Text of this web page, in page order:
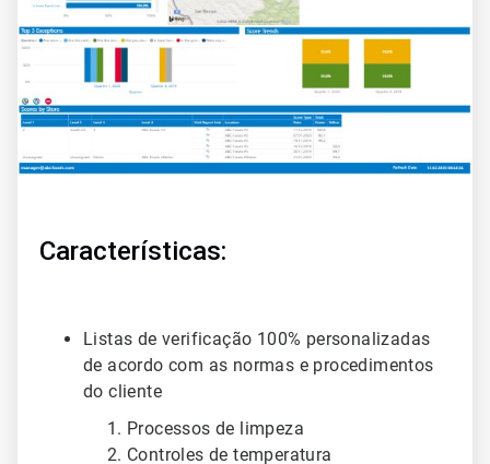
Características:
Listas de verificação 100% personalizadas
de acordo com as normas e procedimentos
do cliente
Processos de limpeza
Controles de temperatura